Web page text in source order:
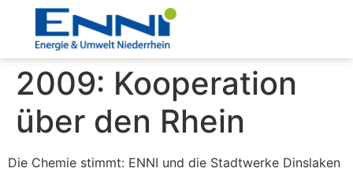
2009: Kooperation
über den Rhein
Die Chemie stimmt: ENNI und die Stadtwerke Dinslaken